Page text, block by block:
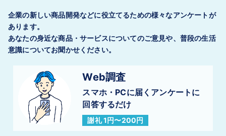
企業の新しい商品開発などに役立てるための様々なアンケートが
あります。
あなたの身近な商品・サービスについてのご意見や、普段の生活
意識についてお聞かせください。
Web調査
スマホ・PCに届く アンケートに
回答するだけ
謝礼 1円〜200円